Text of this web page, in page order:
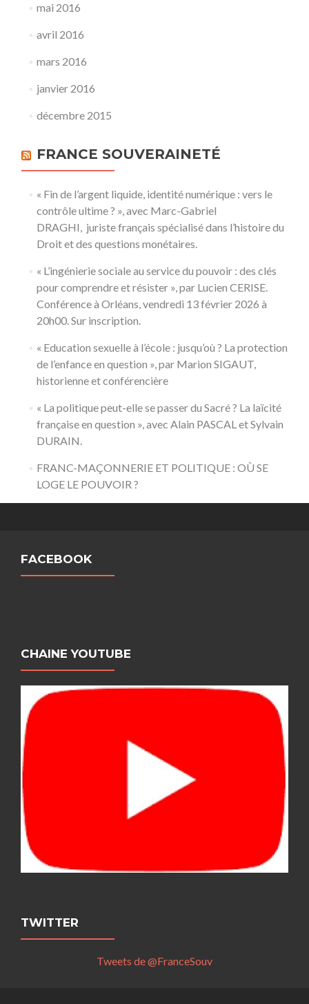
mai 2016
avril 2016
mars 2016
janvier 2016
décembre 2015
FRANCE SOUVERAINETÉ
« Fin de l’argent liquide, identité numérique : vers le
contrôle ultime ? », avec Marc-Gabriel
DRAGHI, juriste français spécialisé dans l’histoire du
Droit et des questions monétaires.
« L’ingénierie sociale au service du pouvoir : des clés
pour comprendre et résister », par Lucien CERISE.
Conférence à Orléans, vendredi 13 février 2026 à
20h00. Sur inscription.
« Education sexuelle à l’école : jusqu’où ? La protection
de l’enfance en question », par Marion SIGAUT,
historienne et conférencière
« La politique peut-elle se passer du Sacré ? La laïcité
française en question », avec Alain PASCAL et Sylvain
DURAIN.
FRANC-MAÇONNERIE ET POLITIQUE : OÙ SE
LOGE LE POUVOIR ?
FACEBOOK
CHAINE YOUTUBE
TWITTER
Tweets de @FranceSouv